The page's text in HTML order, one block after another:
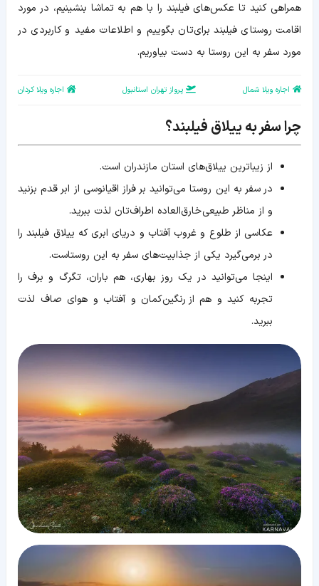
و
نقشه
ویدیو
اطلاعات
تکمیلی
همراهی کنید تا عکس‌های فیلبند را با هم به تماشا بنشینیم، در مورد
اقامت روستای فیلبند برای‌تان بگوییم و اطلاعات مفید و کاربردی در
مورد سفر به این روستا به دست بیاوریم.
اجاره ویلا شمال پرواز تهران استانبول اجاره ویلا کردان
چرا سفر به ییلاق فیلبند؟
از زیباترین ییلاق‌های استان مازندران است.
در سفر به این روستا می‌توانید بر فراز اقیانوسی از ابر قدم بزنید
و از مناظر طبیعی خارق‌العاده اطراف‌تان لذت ببرید.
عکاسی از طلوع و غروب آفتاب و دریای ابری که ییلاق فیلبند را
در برمی‌گیرد یکی از جذابیت‌های سفر به این روستاست.
اینجا می‌توانید در یک روز بهاری، هم باران، تگرگ و برف را
تجربه کنید و هم از رنگین‌کمان و آفتاب و هوای صاف لذت
ببرید.